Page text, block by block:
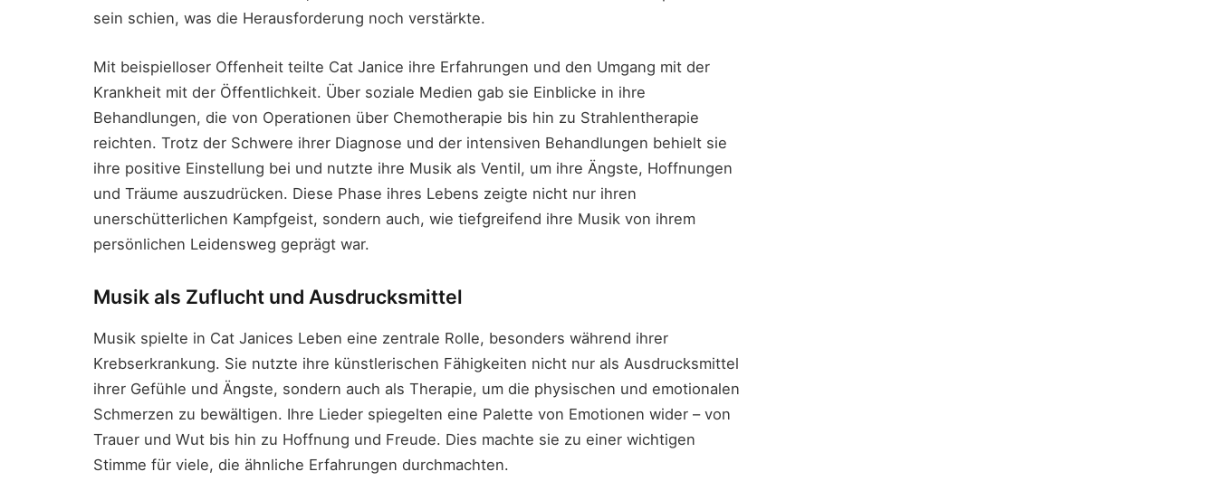
sein schien, was die Herausforderung noch verstärkte.
Mit beispielloser Offenheit teilte Cat Janice ihre Erfahrungen und den Umgang mit der
Krankheit mit der Öffentlichkeit. Über soziale Medien gab sie Einblicke in ihre
Behandlungen, die von Operationen über Chemotherapie bis hin zu Strahlentherapie
reichten. Trotz der Schwere ihrer Diagnose und der intensiven Behandlungen behielt sie
ihre positive Einstellung bei und nutzte ihre Musik als Ventil, um ihre Ängste, Hoffnungen
und Träume auszudrücken. Diese Phase ihres Lebens zeigte nicht nur ihren
unerschütterlichen Kampfgeist, sondern auch, wie tiefgreifend ihre Musik von ihrem
persönlichen Leidensweg geprägt war.
Musik als Zuflucht und Ausdrucksmittel
Musik spielte in Cat Janices Leben eine zentrale Rolle, besonders während ihrer
Krebserkrankung. Sie nutzte ihre künstlerischen Fähigkeiten nicht nur als Ausdrucksmittel
ihrer Gefühle und Ängste, sondern auch als Therapie, um die physischen und emotionalen
Schmerzen zu bewältigen. Ihre Lieder spiegelten eine Palette von Emotionen wider – von
Trauer und Wut bis hin zu Hoffnung und Freude. Dies machte sie zu einer wichtigen
Stimme für viele, die ähnliche Erfahrungen durchmachten.